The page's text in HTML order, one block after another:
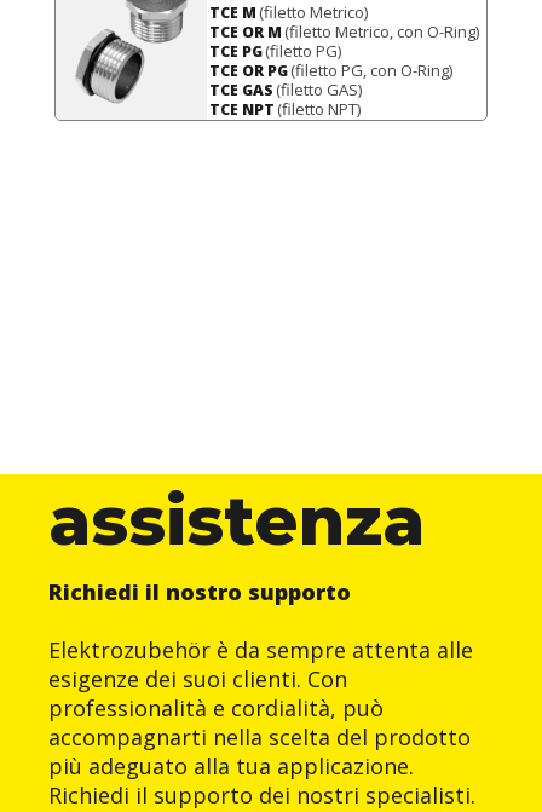
TCE M (filetto Metrico)
TCE OR M (filetto Metrico, con O-Ring)
TCE PG (filetto PG)
TCE OR PG (filetto PG, con O-Ring)
TCE GAS (filetto GAS)
TCE NPT (filetto NPT)
assistenza
Richiedi il nostro supporto
Elektrozubehör è da sempre attenta alle
esigenze dei suoi clienti. Con
professionalità e cordialità, può
accompagnarti nella scelta del prodotto
più adeguato alla tua applicazione.
Richiedi il supporto dei nostri specialisti.